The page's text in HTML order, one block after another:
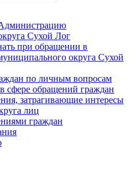
Сухой Лог
при обращении в
округа Сухой
по личным вопросам
в сфере обращений граждан
затрагивающие интересы
лиц
граждан